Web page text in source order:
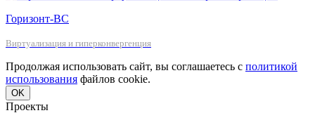
Горизонт-ВС
Виртуализация и гиперконвергенция
Продолжая использовать сайт, вы соглашаетесь с политикой
использования файлов cookie.
OK
Проекты